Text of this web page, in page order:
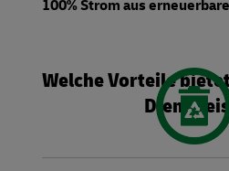
100% Strom aus
Welche Vorteile